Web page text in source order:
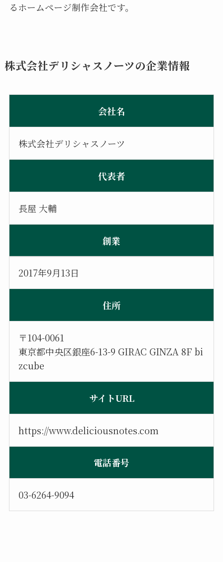
るホームページ制作会社です。
株式会社デリシャスノーツの企業情報
会社名
株式会社デリシャスノーツ
代表者
長屋 大輔
創業
2017年9月13日
住所
〒104-0061
東京都中央区銀座6-13-9 GIRAC GINZA 8F bi
zcube
サイトURL
https://www.deliciousnotes.com
電話番号
03-6264-9094